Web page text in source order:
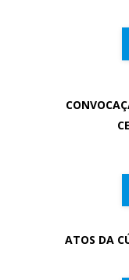
ATOS DA